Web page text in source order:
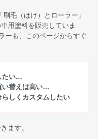
毛（はけ）とローラー」
用塗料を販売していま
ーも、このページからすぐ
たい…
い替えは高い…
らしくカスタムしたい
ます。